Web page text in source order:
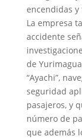
encendidas
La empresa
accidente
de
“Ayachi”,
seguridad
pasajeros, y
número de
que además